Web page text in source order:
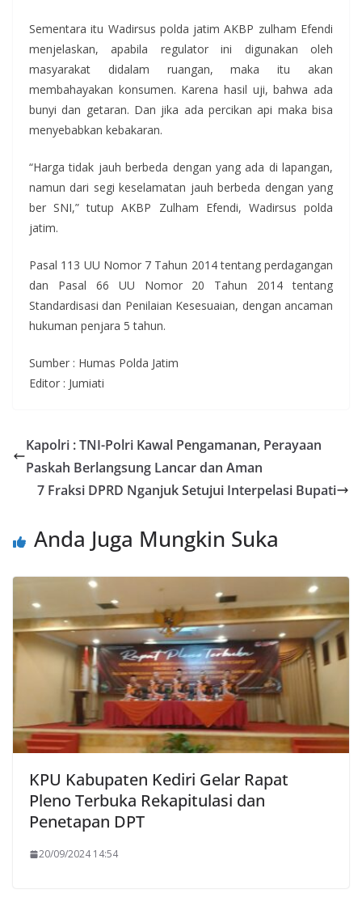
Sementara itu Wadirsus polda jatim AKBP zulham Efendi
menjelaskan, apabila regulator ini digunakan oleh
masyarakat didalam ruangan, maka itu akan
membahayakan konsumen. Karena hasil uji, bahwa ada
bunyi dan getaran. Dan jika ada percikan api maka bisa
menyebabkan kebakaran.
“Harga tidak jauh berbeda dengan yang ada di lapangan,
namun dari segi keselamatan jauh berbeda dengan yang
ber SNI,” tutup AKBP Zulham Efendi, Wadirsus polda
jatim.
Pasal 113 UU Nomor 7 Tahun 2014 tentang perdagangan
dan Pasal 66 UU Nomor 20 Tahun 2014 tentang
Standardisasi dan Penilaian Kesesuaian, dengan ancaman
hukuman penjara 5 tahun.
Sumber : Humas Polda Jatim
Editor : Jumiati
Kapolri : TNI-Polri Kawal Pengamanan, Perayaan
Paskah Berlangsung Lancar dan Aman
7 Fraksi DPRD Nganjuk Setujui Interpelasi Bupati
Anda Juga Mungkin Suka
KPU Kabupaten Kediri Gelar Rapat
Pleno Terbuka Rekapitulasi dan
Penetapan DPT
20/09/2024 14:54